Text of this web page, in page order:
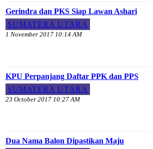
Gerindra dan PKS Siap Lawan Ashari
SUMATERA UTARA
1 November 2017 10:14 AM
KPU Perpanjang Daftar PPK dan PPS
SUMATERA UTARA
23 October 2017 10:27 AM
Dua Nama Balon Dipastikan Maju